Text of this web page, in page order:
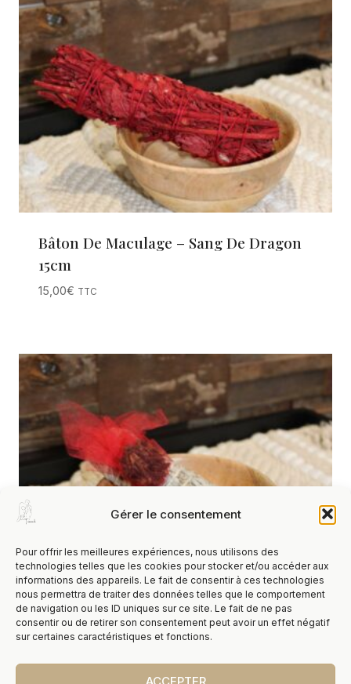
Gérer le consentement
Pour offrir les meilleures expériences, nous utilisons des
technologies telles que les cookies pour stocker et/ou accéder aux
informations des appareils. Le fait de consentir à ces technologies
nous permettra de traiter des données telles que le comportement
de navigation ou les ID uniques sur ce site. Le fait de ne pas
consentir ou de retirer son consentement peut avoir un effet négatif
sur certaines caractéristiques et fonctions.
ACCEPTER
Bâton De Maculage – Sang De Dragon
15cm
15,00€ TTC
Bâton De Maculage – Sauge Blanche &
Clou De Girofle 10cm
8,00€